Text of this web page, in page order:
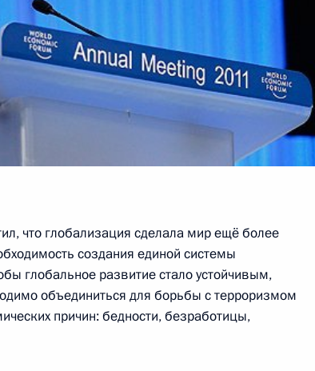
Юрием Чайкой
Горки
заседание
комитета
что глобализация сделала мир ещё более
создания единой системы
глобальное развитие стало устойчивым,
объединиться для борьбы с терроризмом
причин: бедности, безработицы,